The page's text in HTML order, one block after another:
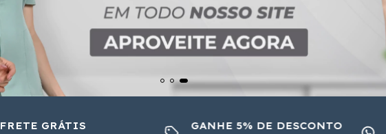
FRETE GRÁTIS
GANHE 5% DE DESCONTO